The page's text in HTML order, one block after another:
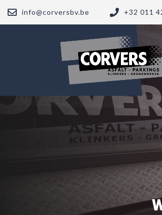
info@corversbv.be +32 011